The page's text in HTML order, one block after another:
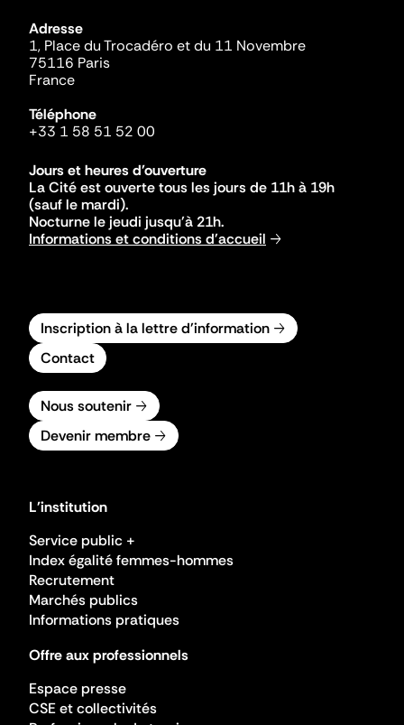
Adresse
1, Place du Trocadéro et du 11 Novembre
75116 Paris
France
Téléphone
+33 1 58 51 52 00
Jours et heures d'ouverture
La Cité est ouverte tous les jours de 11h à 19h
(sauf le mardi).
Nocturne le jeudi jusqu'à 21h.
Informations et conditions d'accueil
Inscription à la lettre d'information
Contact
Nous soutenir
Devenir membre
L'institution
Service public +
Index égalité femmes-hommes
Recrutement
Marchés publics
Informations pratiques
Offre aux professionnels
Espace presse
CSE et collectivités